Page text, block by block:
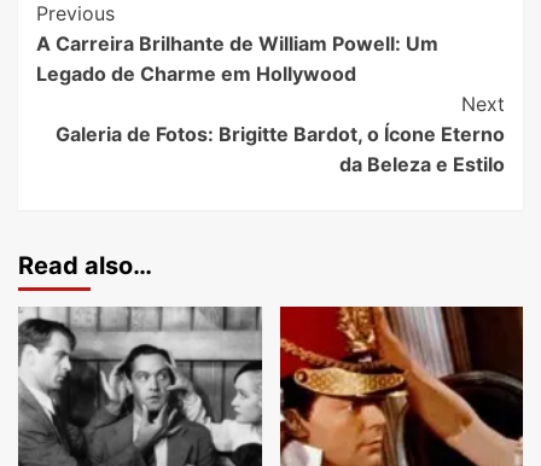
Previous
A Carreira Brilhante de William Powell: Um
Legado de Charme em Hollywood
Next
Galeria de Fotos: Brigitte Bardot, o Ícone Eterno
da Beleza e Estilo
Read also…